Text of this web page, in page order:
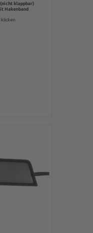
klappbar)
Hakenband
klicken